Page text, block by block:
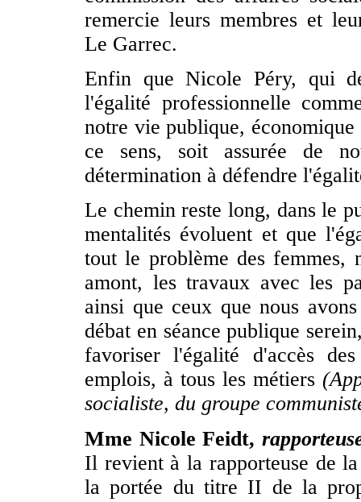
remercie leurs membres et
Le Garrec.
Enfin que Nicole Péry, qui
l'égalité professionnelle
notre vie publique,
ce sens, soit assurée de
détermination à défendre
Le chemin reste long, dans le
mentalités évoluent et que
tout le problème des femmes,
amont, les travaux avec les
ainsi que ceux que nous
débat en séance publique
favoriser l'égalité d'accès
emplois, à tous les métiers
socialiste, du groupe
Mme Nicole Feidt,
Il revient à la rapporteuse de
la portée du titre II de la